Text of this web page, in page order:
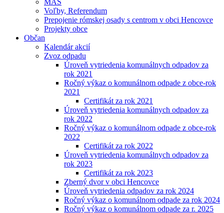
MAS
Voľby, Referendum
Prepojenie rómskej osady s centrom v obci Hencovce
Projekty obce
Občan
Kalendár akcií
Zvoz odpadu
Úroveň vytriedenia komunálnych odpadov za
rok 2021
Ročný výkaz o komunálnom odpade z obce-rok
2021
Certifikát za rok 2021
Úroveň vytriedenia komunálnych odpadov za
rok 2022
Ročný výkaz o komunálnom odpade z obce-rok
2022
Certifikát za rok 2022
Úroveň vytriedenia komunálnych odpadov za
rok 2023
Certifikát za rok 2023
Zberný dvor v obci Hencovce
Úroveň vytriedenia odpadov za rok 2024
Ročný výkaz o komunálnom odpade za rok 2024
Ročný výkaz o komunálnom odpade za r. 2025